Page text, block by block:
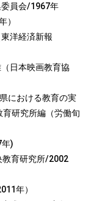
委員会/1967年
）
洋経済新報
日本映画教育協
における教育の実
研究所編（労働旬
年)
教育研究所/2002
年）